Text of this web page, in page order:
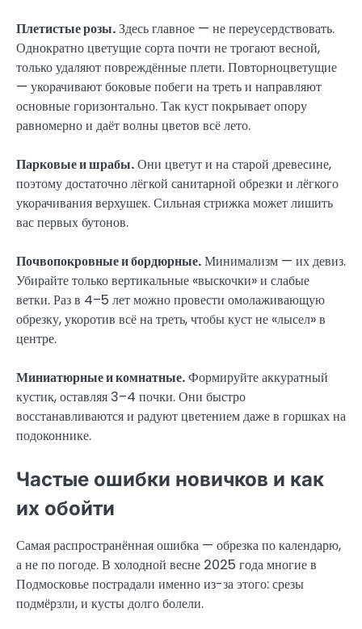
Плетистые розы.Здесь главное — не переусердствовать.
Однократно цветущие сорта почти не трогают весной,
только удаляют повреждённые плети. Повторноцветущие
— укорачивают боковые побеги на треть и направляют
основные горизонтально. Так куст покрывает опору
равномерно и даёт волны цветов всё лето.
Парковые и шрабы.Они цветут и на старой древесине,
поэтому достаточно лёгкой санитарной обрезки и лёгкого
укорачивания верхушек. Сильная стрижка может лишить
вас первых бутонов.
Почвопокровные и бордюрные.Минимализм — их девиз.
Убирайте только вертикальные «выскочки» и слабые
ветки. Раз в 4–5 лет можно провести омолаживающую
обрезку, укоротив всё на треть, чтобы куст не «лысел» в
центре.
Миниатюрные и комнатные.Формируйте аккуратный
кустик, оставляя 3–4 почки. Они быстро
восстанавливаются и радуют цветением даже в горшках на
подоконнике.
Частые ошибки новичков и как
их обойти
Самая распространённая ошибка — обрезка по календарю,
а не по погоде. В холодной весне 2025 года многие в
Подмосковье пострадали именно из-за этого: срезы
подмёрзли, и кусты долго болели.